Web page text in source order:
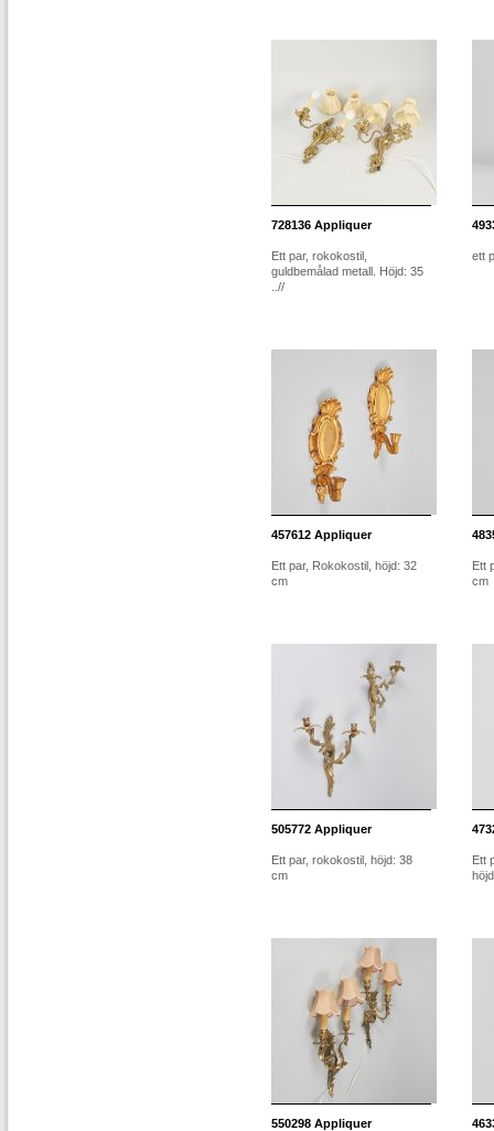
728136 Appliquer
Ett par, rokokostil,
guldbemålad metall. Höjd: 35
..//
ett
457612 Appliquer
Ett par, Rokokostil, höjd: 32
cm
Ett
cm
505772 Appliquer
Ett par, rokokostil, höjd: 38
cm
Ett
550298 Appliquer